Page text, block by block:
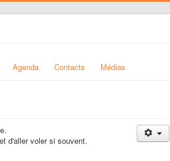
Agenda Contacts Médias
d'aller voler si souvent.